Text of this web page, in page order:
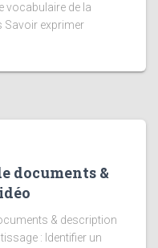
vocabulaire de la
Savoir exprimer
documents &
& description
: Identifier un